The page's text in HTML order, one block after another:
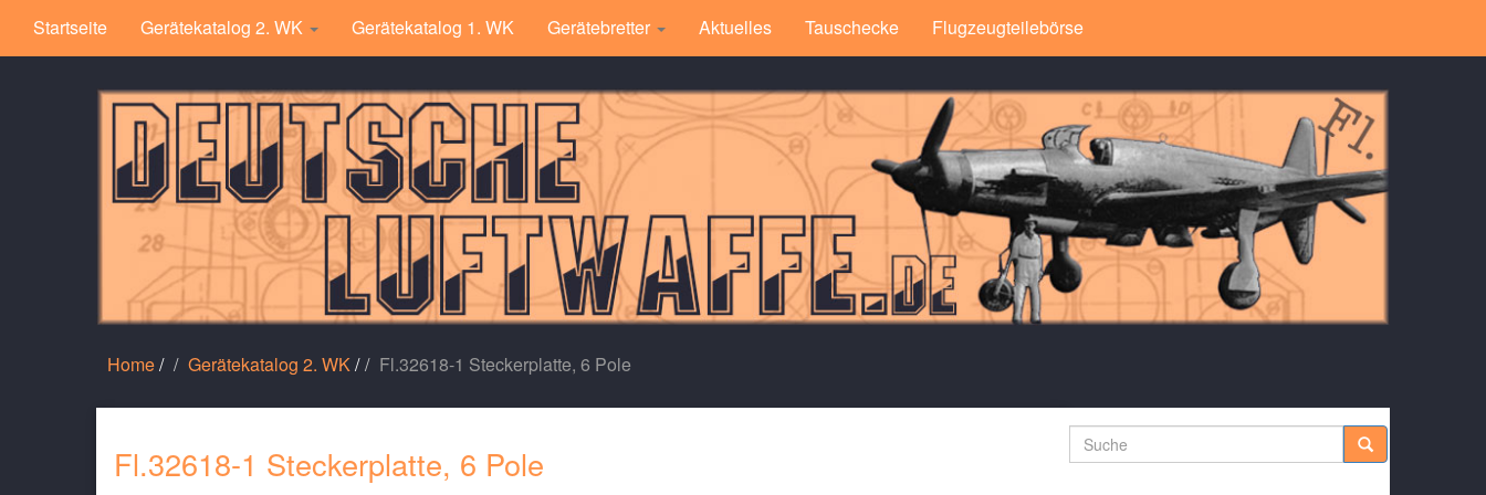
Startseite Gerätekatalog 2. WK Gerätekatalog 1. WK Gerätebretter Aktuelles Tauschecke Flugzeugteilebörse
Home/ Gerätekatalog 2. WK / Fl.32618-1 Steckerplatte, 6 Pole
Fl.32618-1 Steckerplatte, 6 Pole
Suche